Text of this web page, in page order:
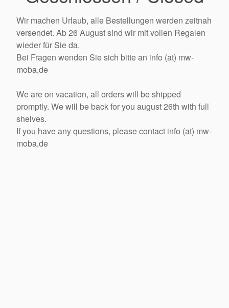
Wir machen Urlaub, alle Bestellungen werden zeitnah
versendet. Ab 26 August sind wir mit vollen Regalen
wieder für Sie da.
Bei Fragen wenden Sie sich bitte an info (at) mw-
moba,de
We are on vacation, all orders will be shipped
promptly. We will be back for you august 26th with full
shelves.
If you have any questions, please contact info (at) mw-
moba,de